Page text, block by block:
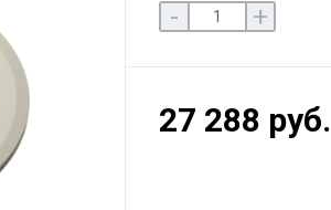
- +
27 288 руб.